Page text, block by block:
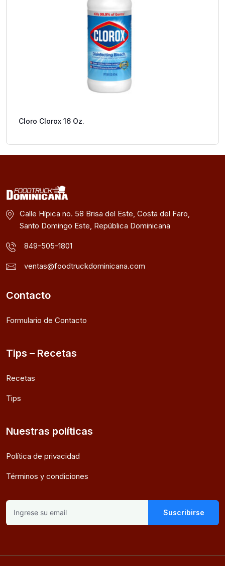
Cloro Clorox 16 Oz.
Calle Hípica no. 58 Brisa del Este, Costa del Faro,
Santo Domingo Este, República Dominicana
849-505-1801
ventas@foodtruckdominicana.com
Contacto
Formulario de Contacto
Tips – Recetas
Recetas
Tips
Nuestras políticas
Política de privacidad
Términos y condiciones
Suscribirse